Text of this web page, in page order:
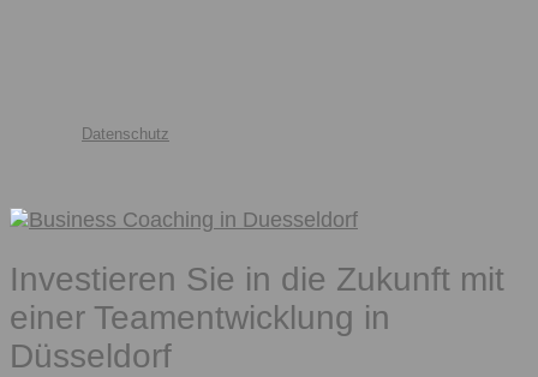
Datenschutz
Investieren Sie in die Zukunft mit
einer Teamentwicklung in
Düsseldorf